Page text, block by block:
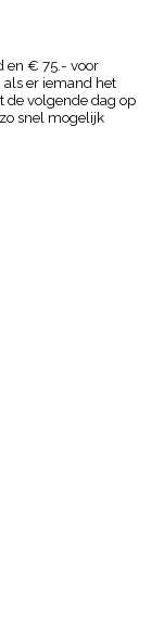
en € 75.- voor
als er iemand het
de volgende dag op
snel mogelijk